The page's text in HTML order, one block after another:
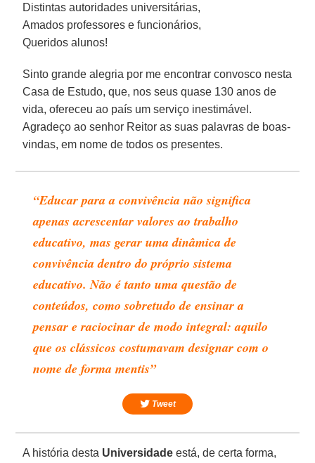
Distintas autoridades universitárias,
Amados professores e funcionários,
Queridos alunos!
Sinto grande alegria por me encontrar convosco nesta
Casa de Estudo, que, nos seus quase 130 anos de
vida, ofereceu ao país um serviço inestimável.
Agradeço ao senhor Reitor as suas palavras de boas-
vindas, em nome de todos os presentes.
“Educar para a convivência não significa
apenas acrescentar valores ao trabalho
educativo, mas gerar uma dinâmica de
convivência dentro do próprio sistema
educativo. Não é tanto uma questão de
conteúdos, como sobretudo de ensinar a
pensar e raciocinar de modo integral: aquilo
que os clássicos costumavam designar com o
nome de forma mentis”
Tweet
A história desta Universidade está, de certa forma,